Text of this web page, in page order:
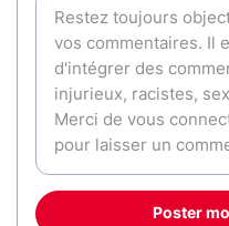
Poster